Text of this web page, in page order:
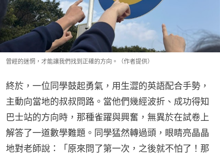
曾經的迷惘，才能讓我們找到正確的方向。（作者提供）
終於，一位同學鼓起勇氣，用生澀的英語配合手勢，
主動向當地的叔叔問路。當他們幾經波折、成功得知
巴士站的方向時，那種雀躍與興奮，無異於在試卷上
解答了一道數學難題。同學猛然轉過頭，眼睛亮晶晶
地對老師說：「原來問了第一次，之後就不怕了！那